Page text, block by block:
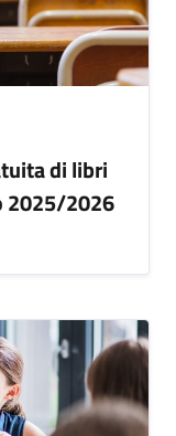
di libri
2025/2026